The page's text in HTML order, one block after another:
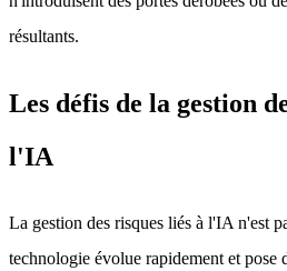
résultants.
Les défis de la gestion
l'IA
La gestion des risques liés à l'IA n'est
technologie évolue rapidement et pose